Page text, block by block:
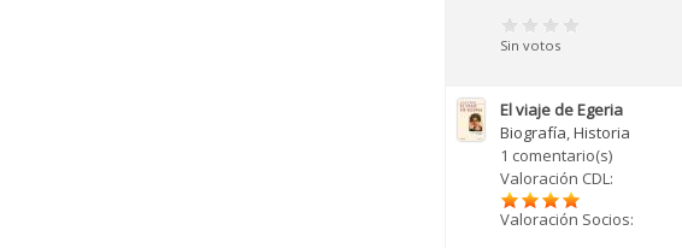
Sin votos
El viaje de Egeria
Biografía Historia
1 comentario(s)
Valoración CDL:
Valoración Socios: